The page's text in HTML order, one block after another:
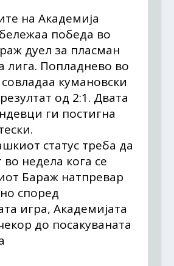
на Академија
победа во
дуел за пласман
лига. Попладнево во
кумановски
од 2:1. Двата
ги постигна
статус треба да
во недела кога се
Бараж натпревар
според
игра, Академијата
до посакуваната